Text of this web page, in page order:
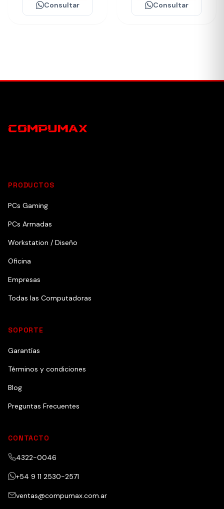
Consultar Consultar
PRODUCTOS
PCs Gaming
PCs Armadas
Workstation / Diseño
Oficina
Empresas
Todas las Computadoras
SOPORTE
Garantías
Términos y condiciones
Blog
Preguntas Frecuentes
CONTACTO
4322-0046
+54 9 11 2530-2571
ventas@compumax.com.ar